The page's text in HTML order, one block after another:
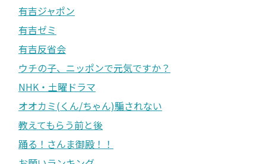
有吉ジャポン
有吉ゼミ
有吉反省会
ウチの子、ニッポンで元気ですか？
NHK・土曜ドラマ
オオカミ(くん/ちゃん)騙されない
教えてもらう前と後
踊る！さんま御殿！！